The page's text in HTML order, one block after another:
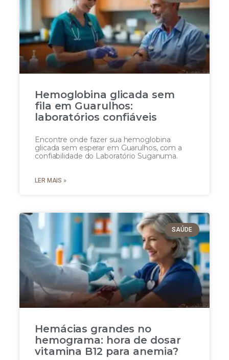
Hemoglobina glicada sem
fila em Guarulhos:
laboratórios confiáveis
Encontre onde fazer sua hemoglobina
glicada sem esperar em Guarulhos, com a
confiabilidade do Laboratório Suganuma.
LER MAIS »
SAÚDE
Hemácias grandes no
hemograma: hora de dosar
vitamina B12 para anemia?